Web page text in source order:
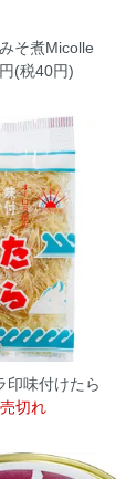
そ煮Micolle
(税40円)
印味付けたら
売切れ